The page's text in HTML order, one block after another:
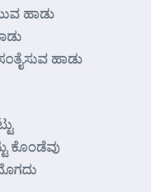
ಹಾಡು
ಹಾಡು
ಕೊಂಡೆವು